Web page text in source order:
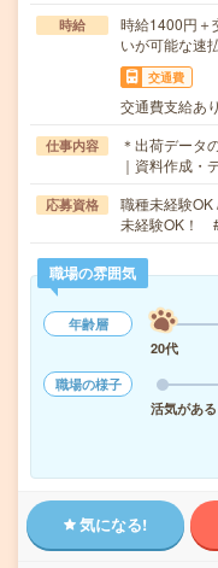
時給
時給1400円
いが可能な速
交通費
交通費支給あり
仕事内容
＊出荷データ
｜資料作成
応募資格
職種未経験OK
未経験OK！
職場の雰囲気
年齢層
20代
職場の様子
活気がある
気になる!